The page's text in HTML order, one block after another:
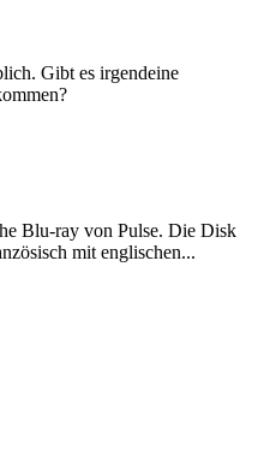
Gibt es irgendeine
Blu-ray von Pulse. Die Disk
mit englischen...